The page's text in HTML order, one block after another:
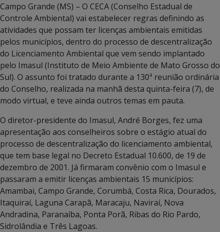
Campo Grande (MS) – O CECA (Conselho Estadual de
Controle Ambiental) vai estabelecer regras definindo as
atividades que possam ter licenças ambientais emitidas
pelos municípios, dentro do processo de descentralização
do Licenciamento Ambiental que vem sendo implantado
pelo Imasul (Instituto de Meio Ambiente de Mato Grosso do
Sul). O assunto foi tratado durante a 130ª reunião ordinária
do Conselho, realizada na manhã desta quinta-feira (7), de
modo virtual, e teve ainda outros temas em pauta.
O diretor-presidente do Imasul, André Borges, fez uma
apresentação aos conselheiros sobre o estágio atual do
processo de descentralização do licenciamento ambiental,
que tem base legal no Decreto Estadual 10.600, de 19 de
dezembro de 2001. Já firmaram convênio com o Imasul e
passaram a emitir licenças ambientais 15 municípios:
Amambai, Campo Grande, Corumbá, Costa Rica, Dourados,
Itaquiraí, Laguna Carapã, Maracaju, Naviraí, Nova
Andradina, Paranaíba, Ponta Porã, Ribas do Rio Pardo,
Sidrolândia e Três Lagoas.